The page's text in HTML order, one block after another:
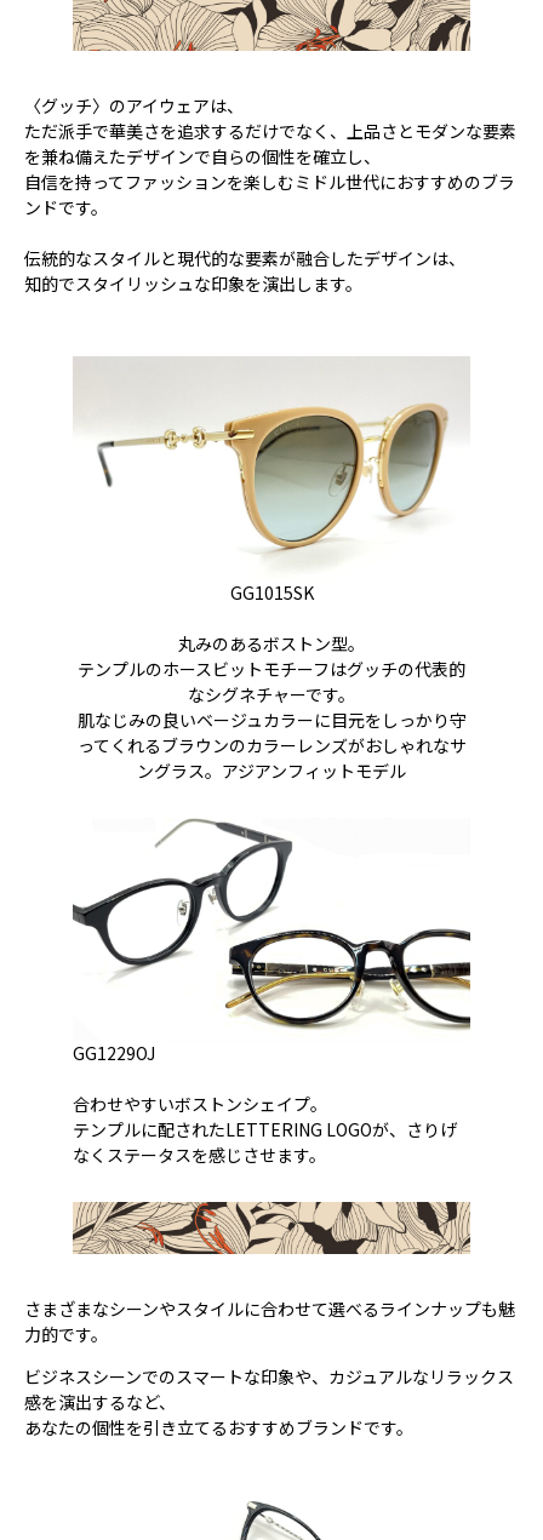
〈グッチ〉のアイウェアは、
ただ派手で華美さを追求するだけでなく、上品さとモダンな要素
を兼ね備えたデザインで自らの個性を確立し、
自信を持ってファッションを楽しむミドル世代におすすめのブラ
ンドです。
伝統的なスタイルと現代的な要素が融合したデザインは、
知的でスタイリッシュな印象を演出します。
GG1015SK
丸みのあるボストン型。
テンプルのホースビットモチーフはグッチの代表的
なシグネチャーです。
肌なじみの良いベージュカラーに目元をしっかり守
ってくれるブラウンのカラーレンズがおしゃれなサ
ングラス。アジアンフィットモデル
GG1229OJ
合わせやすいボストンシェイプ。
テンプルに配されたLETTERING LOGOが、さりげ
なくステータスを感じさせます。
さまざまなシーンやスタイルに合わせて選べるラインナップも魅
力的です。
ビジネスシーンでのスマートな印象や、カジュアルなリラックス
感を演出するなど、
あなたの個性を引き立てるおすすめブランドです。